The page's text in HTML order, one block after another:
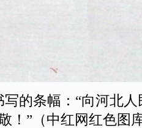
的条幅：“向河北
！”（中红网红色图